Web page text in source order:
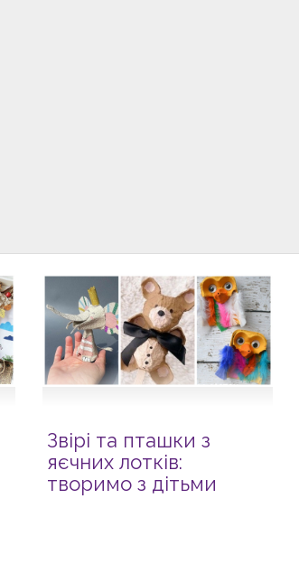
Звірі та пташки з
яєчних лотків:
творимо з дітьми